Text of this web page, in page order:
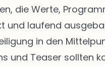
die Werte,
und laufend
in den
und Teaser sollten